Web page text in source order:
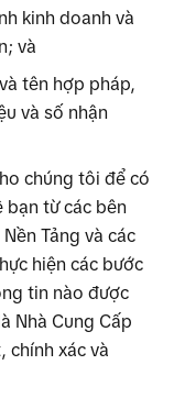
kinh doanh và
và
tên hợp pháp,
và số nhận
chúng tôi để có
từ các bên
Tảng và các
hiện các bước
tin nào được
Nhà Cung Cấp
chính xác và